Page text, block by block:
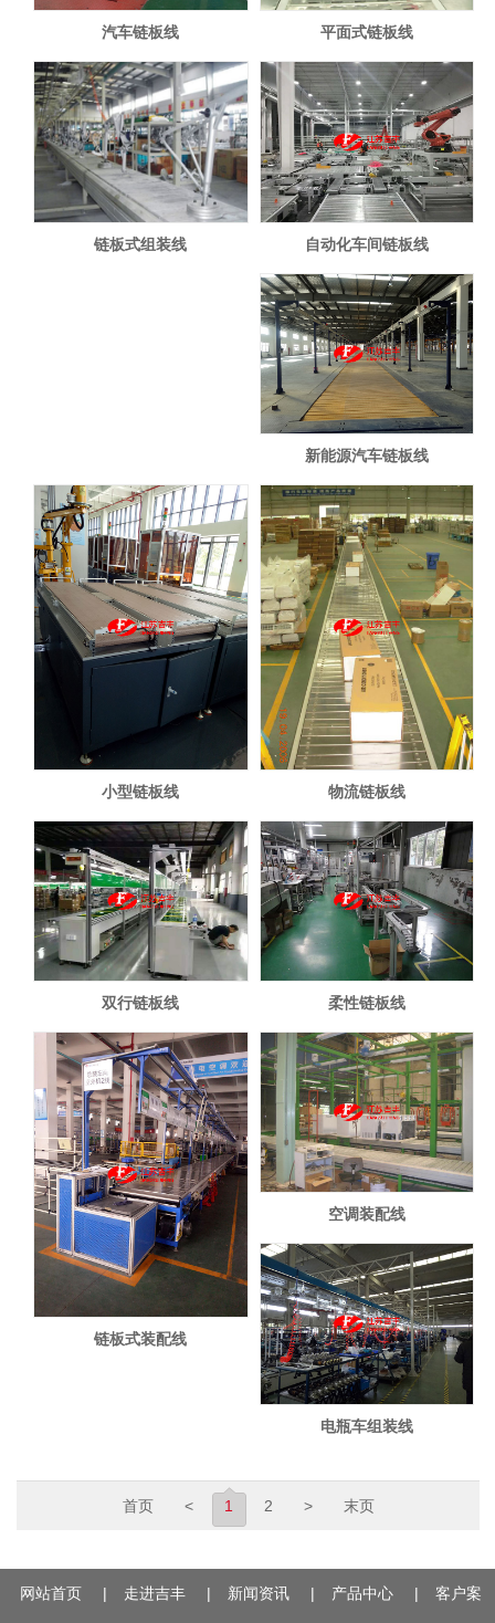
汽车链板线 平面式链板线
链板式组装线 自动化车间链板线
新能源汽车链板线
小型链板线 物流链板线
双行链板线 柔性链板线
链板式装配线
空调装配线
电瓶车组装线
首页 < 1 2 > 末页
网站首页 | 走进吉丰 | 新闻资讯 | 产品中心 | 客户案